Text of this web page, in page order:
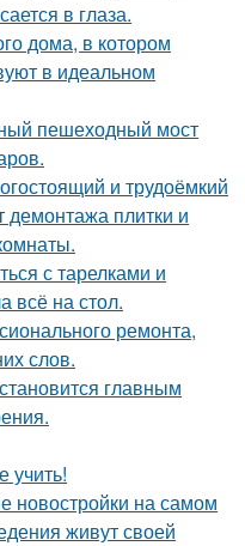
в глаза.
дома, в котором
в идеальном
пешеходный мост
и трудоёмкий
демонтажа плитки и
с тарелками и
всё на стол.
ремонта,
слов.
главным
учить!
новостройки на самом
живут своей